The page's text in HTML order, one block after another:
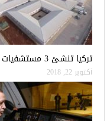
تركيا تنشئ 3 مستشفيات في مناطق درع الفرات بسوريا
أكتوبر 22, 2018